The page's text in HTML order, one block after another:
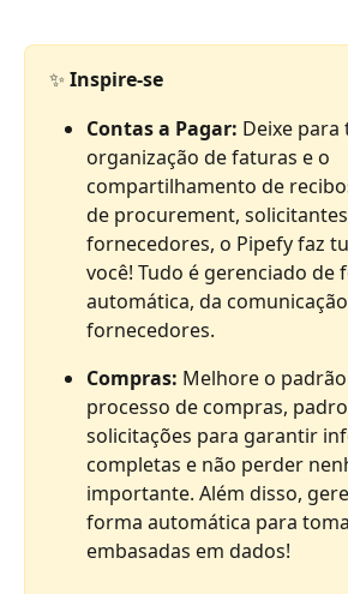
✨ Inspire-se
Contas a Pagar: Deixe para
organização de faturas e o
compartilhamento de
de procurement,
fornecedores, o Pipefy faz
você! Tudo é gerenciado de
automática, da
fornecedores.
Compras: Melhore o
processo de compras,
solicitações para garantir
completas e não perder
importante. Além disso,
forma automática para
embasadas em dados!